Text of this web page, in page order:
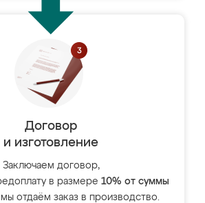
Договор
и изготовление
Заключаем договор,
в размере 10% от суммы
отдаём заказ в производство.